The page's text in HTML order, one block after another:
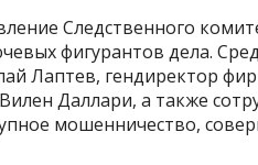
Следственного
фигурантов дела.
Лаптев, гендиректор
Даллари, а также
мошенничество,